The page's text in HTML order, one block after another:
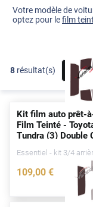
Ford
Hyundai
Land Rover
Mini
Voir tout
Votre modèle de
optez pour lefilm
8 résultat(s)
Kit film auto prêt-
Film Teinté -
Tundra (3) Double
2021)
Essentiel - kit 3/4
109,00 €